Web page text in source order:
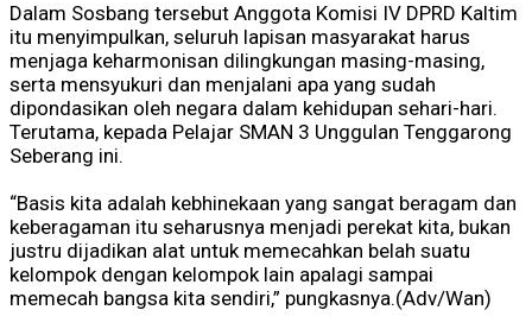
Dalam Sosbang tersebut Anggota Komisi IV DPRD Kaltim
itu menyimpulkan, seluruh lapisan masyarakat harus
menjaga keharmonisan dilingkungan masing-masing,
serta mensyukuri dan menjalani apa yang sudah
dipondasikan oleh negara dalam kehidupan sehari-hari.
Terutama, kepada Pelajar SMAN 3 Unggulan Tenggarong
Seberang ini.
“Basis kita adalah kebhinekaan yang sangat beragam dan
keberagaman itu seharusnya menjadi perekat kita, bukan
justru dijadikan alat untuk memecahkan belah suatu
kelompok dengan kelompok lain apalagi sampai
memecah bangsa kita sendiri,” pungkasnya.(Adv/Wan)